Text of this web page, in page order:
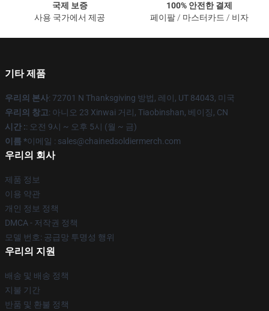
국제 보증
사용 국가에서 제공
100% 안전한 결제
페이팔 / 마스터카드 / 비자
기타 제품
우리의 본사: 72701 N Thanksgiving 방법, 레이, UT 84043, 미국
우리의 창고: 아니오 23 Xinwai 거리, Tiaobinshan, 베이징, CN
시간 :: 오전 9시 ~ 오후 5시 (월 ~ 금)
이름 *이메일 : sales@chainedsoldiermerch.com
우리의 회사
제품 정보
이용 약관
개인 정보 정책
DMCA - 저작권 정책
모델 번호: 공급망 투명성 행위
우리의 지원
배송 및 배송 정책
지불 기간
반품 및 환불 정책